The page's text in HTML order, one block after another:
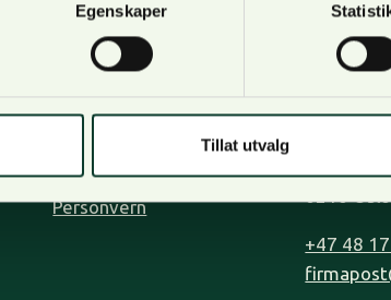
Egenskaper
Tillat utvalg
Om oss
Kontakt oss
Organisasjon og visjon
Personvern
0283
+47 48